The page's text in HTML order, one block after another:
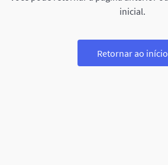
inicial.
Retornar ao início